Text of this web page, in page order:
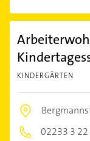
KINDERGÄRTEN
02233 3 22